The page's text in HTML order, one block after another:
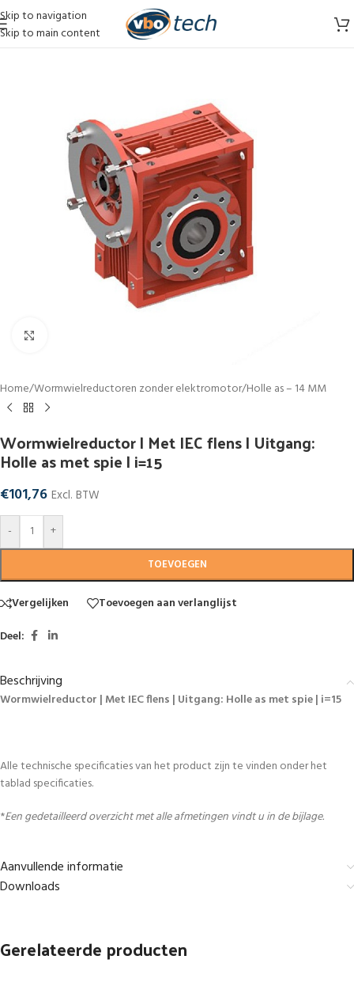
Skip to navigation
Skip to main content
Home/Wormwielreductoren zonder elektromotor/Holle as – 14 MM
Wormwielreductor | Met IEC flens | Uitgang:
Holle as met spie | i=15
€101,76 Excl. BTW
-
+
TOEVOEGEN
Vergelijken
Toevoegen aan verlanglijst
Deel:
Beschrijving
Wormwielreductor | Met IEC flens | Uitgang: Holle as met spie | i=15
Alle technische specificaties van het product zijn te vinden onder het
tablad specificaties.
*Een gedetailleerd overzicht met alle afmetingen vindt u in de bijlage.
Aanvullende informatie
Downloads
Gerelateerde producten